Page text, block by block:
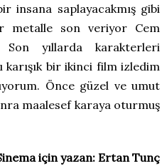
insana saplayacakmış gibi
metalle son veriyor Cem
yıllarda karakterleri
karışık bir ikinci film izledim
Önce güzel ve umut
maalesef karaya oturmuş
için yazan: Ertan Tunç